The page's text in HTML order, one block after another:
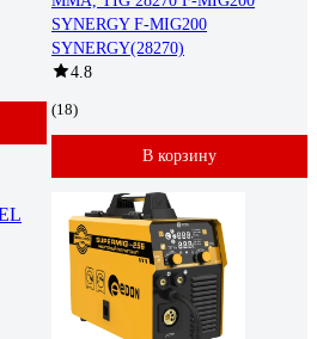
SYNERGY F-MIG200
SYNERGY(28270)
4.8
(18)
В корзину